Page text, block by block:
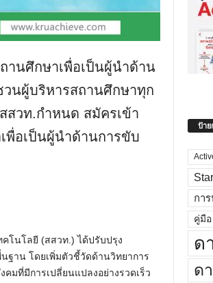
นศึกษาเพื่อเป็นผู้นำด้าน
นผู้บริหารสถานศึกษาทุก
สวท.กำหนด สมัครเข้า
พื่อเป็นผู้นำด้านการขับ
โนโลยี (สสวท.) ได้ปรับปรุง
ฐาน โดยเพิ่มตัวชี้วัดด้านวิทยาการ
มที่มีการเปลี่ยนแปลงอย่างรวดเร็ว
ป้าย
กา
คู่มือ
ด
ด